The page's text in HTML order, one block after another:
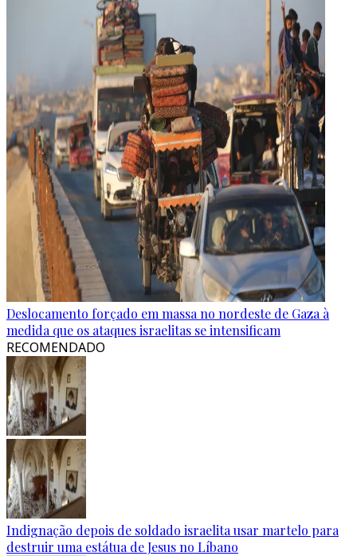
Deslocamento forçado em massa no nordeste de Gaza à
medida que os ataques israelitas se intensificam
RECOMENDADO
Indignação depois de soldado israelita usar martelo para
destruir uma estátua de Jesus no Líbano